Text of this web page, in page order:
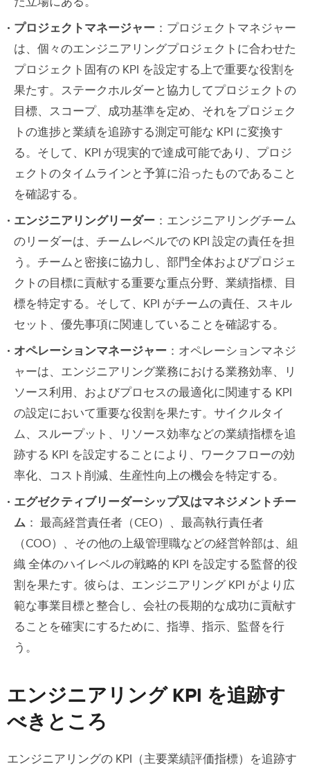
プロジェクトマネージャー ：プロジェクトマネジャー
は、個々のエンジニアリングプロジェクトに合わせた
プロジェクト固有の KPI を設定する上で重要な役割を
果たす。ステークホルダーと協力してプロジェクトの
目標、スコープ、成功基準を定め、それをプロジェク
トの進捗と業績を追跡する測定可能な KPI に変換す
る。そして、KPI が現実的で達成可能であり、プロジ
ェクトのタイムラインと予算に沿ったものであること
を確認する。
エンジニアリングリーダー ：エンジニアリングチーム
のリーダーは、チームレベルでの KPI 設定の責任を担
う。チームと密接に協力し、部門全体およびプロジェ
クトの目標に貢献する重要な重点分野、業績指標、目
標を特定する。そして、KPI がチームの責任、スキル
セット、優先事項に関連していることを確認する。
オペレーションマネージャー ：オペレーションマネジ
ャーは、エンジニアリング業務における業務効率、リ
ソース利用、およびプロセスの最適化に関連する KPI
の設定において重要な役割を果たす。サイクルタイ
ム、スループット、リソース効率などの業績指標を追
跡する KPI を設定することにより、ワークフローの効
率化、コスト削減、生産性向上の機会を特定する。
エグゼクティブリーダーシップ又はマネジメントチー
ム ： 最高経営責任者（CEO）、最高執行責任者
（COO）、その他の上級管理職などの経営幹部は、組
織 全体のハイレベルの戦略的 KPI を設定する監督的役
割を果たす。彼らは、エンジニアリング KPI がより広
範な事業目標と整合し、会社の長期的な成功に貢献す
ることを確実にするために、指導、指示、監督を行
う。
エンジニアリング KPI を追跡す
べきところ
エンジニアリングの KPI（主要業績評価指標）を追跡す